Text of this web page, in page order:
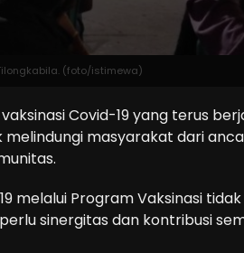
(foto/istimewa)
Covid-19 yang terus
masyarakat dari
melalui Program Vaksinasi
sinergitas dan kontribusi